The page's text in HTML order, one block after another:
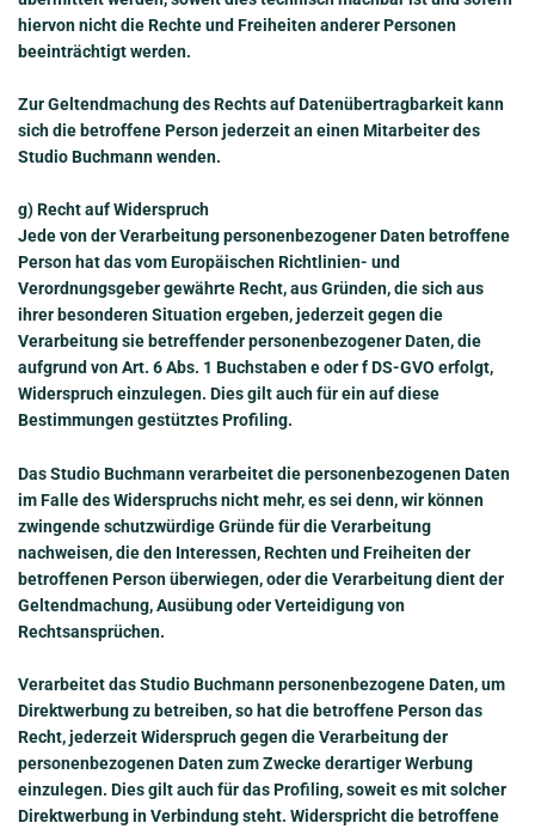
hiervon nicht die Rechte und Freiheiten anderer Personen
beeinträchtigt werden.
Zur Geltendmachung des Rechts auf Datenübertragbarkeit kann
sich die betroffene Person jederzeit an einen Mitarbeiter des
Studio Buchmann wenden.
g) Recht auf Widerspruch
Jede von der Verarbeitung personenbezogener Daten betroffene
Person hat das vom Europäischen Richtlinien- und
Verordnungsgeber gewährte Recht, aus Gründen, die sich aus
ihrer besonderen Situation ergeben, jederzeit gegen die
Verarbeitung sie betreffender personenbezogener Daten, die
aufgrund von Art. 6 Abs. 1 Buchstaben e oder f DS-GVO erfolgt,
Widerspruch einzulegen. Dies gilt auch für ein auf diese
Bestimmungen gestütztes Profiling.
Das Studio Buchmann verarbeitet die personenbezogenen Daten
im Falle des Widerspruchs nicht mehr, es sei denn, wir können
zwingende schutzwürdige Gründe für die Verarbeitung
nachweisen, die den Interessen, Rechten und Freiheiten der
betroffenen Person überwiegen, oder die Verarbeitung dient der
Geltendmachung, Ausübung oder Verteidigung von
Rechtsansprüchen.
Verarbeitet das Studio Buchmann personenbezogene Daten, um
Direktwerbung zu betreiben, so hat die betroffene Person das
Recht, jederzeit Widerspruch gegen die Verarbeitung der
personenbezogenen Daten zum Zwecke derartiger Werbung
einzulegen. Dies gilt auch für das Profiling, soweit es mit solcher
Direktwerbung in Verbindung steht. Widerspricht die betroffene